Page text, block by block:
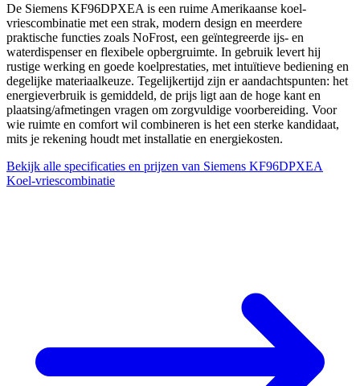
De Siemens KF96DPXEA is een ruime Amerikaanse koel-
vriescombinatie met een strak, modern design en meerdere
praktische functies zoals NoFrost, een geïntegreerde ijs- en
waterdispenser en flexibele opbergruimte. In gebruik levert hij
rustige werking en goede koelprestaties, met intuïtieve bediening en
degelijke materiaalkeuze. Tegelijkertijd zijn er aandachtspunten: het
energieverbruik is gemiddeld, de prijs ligt aan de hoge kant en
plaatsing/afmetingen vragen om zorgvuldige voorbereiding. Voor
wie ruimte en comfort wil combineren is het een sterke kandidaat,
mits je rekening houdt met installatie en energiekosten.
Bekijk alle specificaties en prijzen van Siemens KF96DPXEA
Koel-vriescombinatie